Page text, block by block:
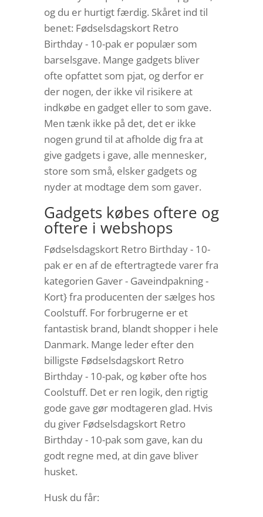
og du er hurtigt færdig. Skåret ind til
benet: Fødselsdagskort Retro
Birthday - 10-pak er populær som
barselsgave. Mange gadgets bliver
ofte opfattet som pjat, og derfor er
der nogen, der ikke vil risikere at
indkøbe en gadget eller to som gave.
Men tænk ikke på det, det er ikke
nogen grund til at afholde dig fra at
give gadgets i gave, alle mennesker,
store som små, elsker gadgets og
nyder at modtage dem som gaver.
Gadgets købes oftere og
oftere i webshops
Fødselsdagskort Retro Birthday - 10-
pak er en af de eftertragtede varer fra
kategorien Gaver - Gaveindpakning -
Kort} fra producenten der sælges hos
Coolstuff. For forbrugerne er et
fantastisk brand, blandt shopper i hele
Danmark. Mange leder efter den
billigste Fødselsdagskort Retro
Birthday - 10-pak, og køber ofte hos
Coolstuff. Det er ren logik, den rigtig
gode gave gør modtageren glad. Hvis
du giver Fødselsdagskort Retro
Birthday - 10-pak som gave, kan du
godt regne med, at din gave bliver
husket.
Husk du får: